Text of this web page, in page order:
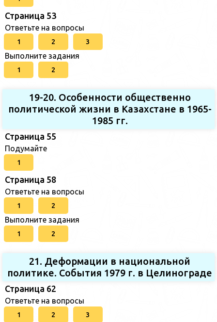
Страница 53
Ответьте на вопросы
1 2 3
Выполните задания
1 2
19-20. Особенности общественно
политической жизни в Казахстане в 1965-
1985 гг.
Страница 55
Подумайте
1
Страница 58
Ответьте на вопросы
1 2
Выполните задания
1 2
21. Деформации в национальной
политике. События 1979 г. в Целинограде
Страница 62
Ответьте на вопросы
1 2 3